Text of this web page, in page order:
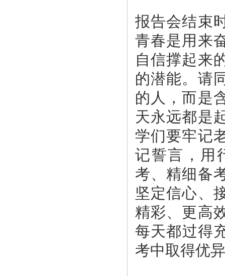
报告会结束
青春是用来
自信撑起来
的潜能。请
的人，而是
天永远都是
学们要牢记
记誓言，用
考、精细备
坚定信心、
精彩、更高
每天都过得
考中取得优